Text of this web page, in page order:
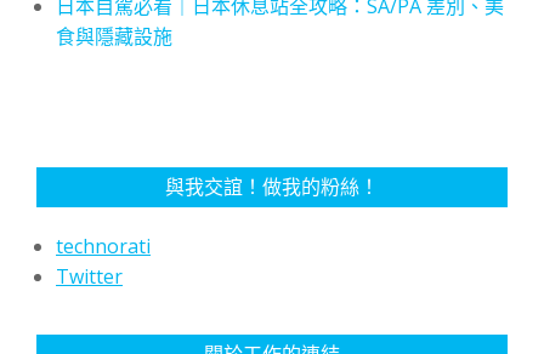
日本自駕必看｜日本休息站全攻略：SA/PA 差別、美
食與隱藏設施
與我交誼！做我的粉絲！
technorati
Twitter